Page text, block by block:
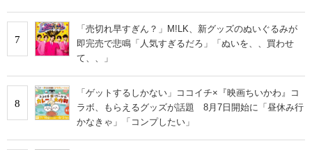
7
「売切れ早すぎん？」M!LK、新グッズのぬいぐるみが
即完売で悲鳴「人気すぎるだろ」「ぬいを、、買わせ
て、、」
8
「ゲットするしかない」ココイチ×『映画ちいかわ』コ
ラボ、もらえるグッズが話題 8月7日開始に「昼休み行
かなきゃ」「コンプしたい」